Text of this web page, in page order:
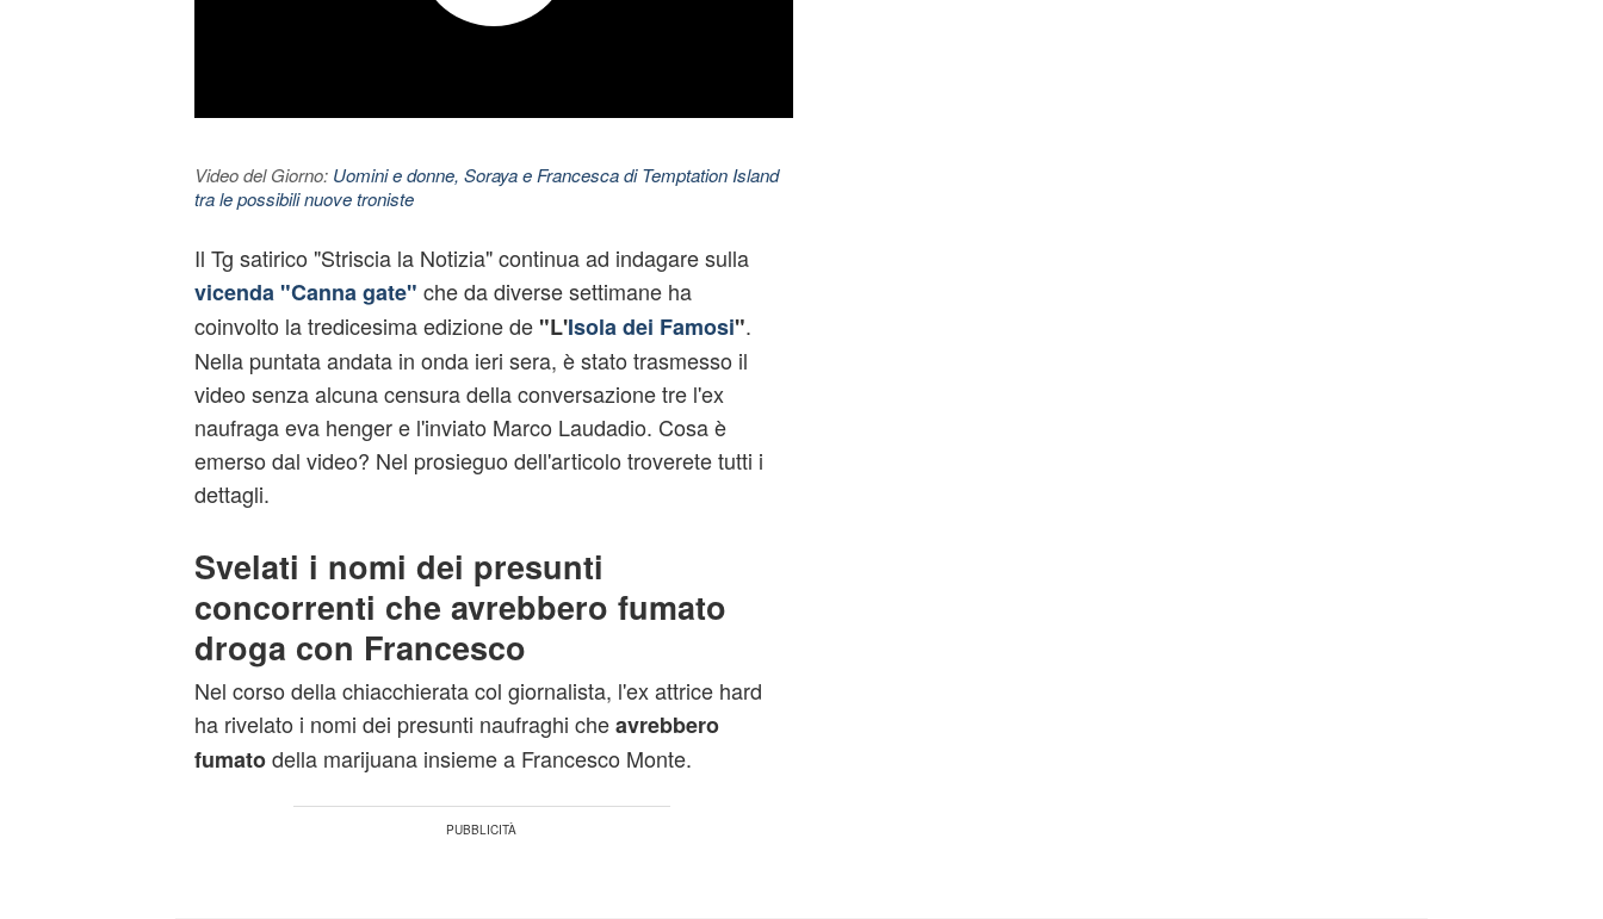
Video del Giorno: Uomini e donne, Soraya e Francesca di Temptation Island
tra le possibili nuove troniste
Il Tg satirico "Striscia la Notizia" continua ad indagare sulla
vicenda "Canna gate" che da diverse settimane ha
coinvolto la tredicesima edizione de "L'Isola dei Famosi".
Nella puntata andata in onda ieri sera, è stato trasmesso il
video senza alcuna censura della conversazione tre l'ex
naufragaeva hengere l'inviato Marco Laudadio. Cosa è
emerso dal video? Nel prosieguo dell'articolo troverete tutti i
dettagli.
Svelati i nomi dei presunti
concorrenti che avrebbero fumato
droga con Francesco
Nel corso della chiacchierata col giornalista, l'ex attrice hard
ha rivelato i nomi dei presunti naufraghi cheavrebbero
fumatodella marijuana insieme a Francesco Monte.